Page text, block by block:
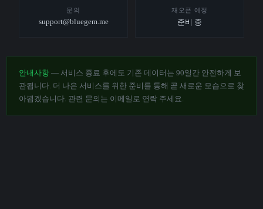
문의
support@bluegem.me
재오픈 예정
준비 중
안내사항 — 서비스 종료 후에도 기존 데이터는 90일간 안전하게 보
관됩니다. 더 나은 서비스를 위한 준비를 통해 곧 새로운 모습으로 찾
아뵙겠습니다. 관련 문의는 이메일로 연락 주세요.